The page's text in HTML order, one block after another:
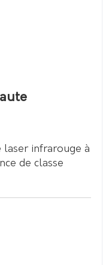
laser infrarouge à
de classe